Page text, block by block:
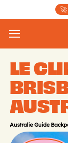
LE
Australie Guide